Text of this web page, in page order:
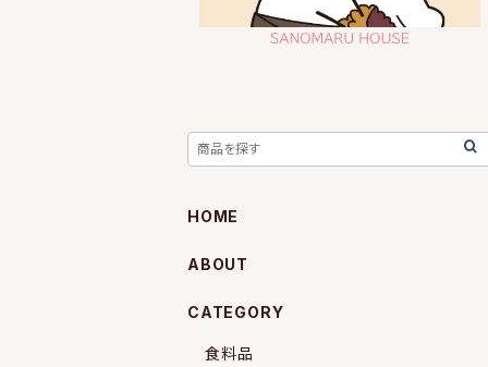
HOME
ABOUT
CATEGORY
食料品